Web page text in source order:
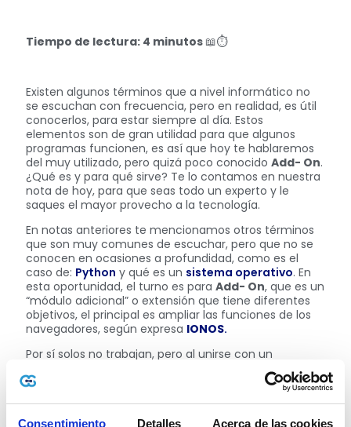
Consentimiento Detalles Acerca de las cookies
Tiempo de lectura: 4 minutos 📖⏱️
Existen algunos términos que a nivel informático no
se escuchan con frecuencia, pero en realidad, es útil
conocerlos, para estar siempre al día. Estos
elementos son de gran utilidad para que algunos
programas funcionen, es así que hoy te hablaremos
del muy utilizado, pero quizá poco conocido Add- On.
¿Qué es y para qué sirve? Te lo contamos en nuestra
nota de hoy, para que seas todo un experto y le
saques el mayor provecho a la tecnología.
En notas anteriores te mencionamos otros términos
que son muy comunes de escuchar, pero que no se
conocen en ocasiones a profundidad, como es el
caso de: Python y qué es un sistema operativo. En
esta oportunidad, el turno es para Add- On, que es un
“módulo adicional” o extensión que tiene diferentes
objetivos, el principal es ampliar las funciones de los
navegadores, según expresa IONOS.
Por sí solos no trabajan, pero al unirse con un
programa en cuestión, logra incorporar otras
funcionalidades. Existen varios casos en los cuales son
aplicados, tanto así que están en plataformas que